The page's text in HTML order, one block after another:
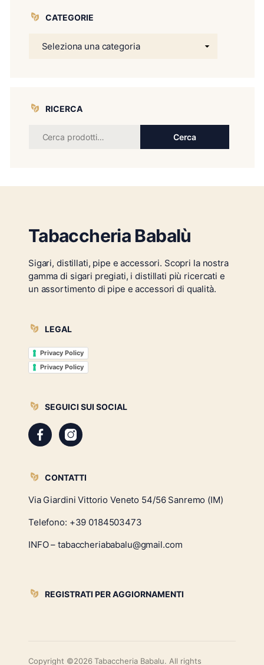
CATEGORIE
RICERCA
Cerca
Tabaccheria Babalù
Sigari, distillati, pipe e accessori. Scopri la nostra
gamma di sigari pregiati, i distillati più ricercati e
un assortimento di pipe e accessori di qualità.
LEGAL
Privacy Policy
Privacy Policy
SEGUICI SUI SOCIAL
CONTATTI
Via Giardini Vittorio Veneto 54/56 Sanremo (IM)
Telefono: +39 0184503473
INFO – tabaccheriababalu@gmail.com
REGISTRATI PER AGGIORNAMENTI
Copyright ©2026 Tabaccheria Babalu. All rights